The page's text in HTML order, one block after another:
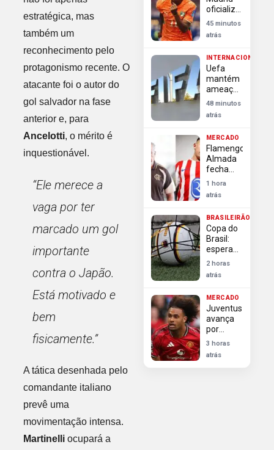
estratégica, mas
também um
reconhecimento pelo
protagonismo recente. O
atacante foi o autor do
gol salvador na fase
anterior e, para
Ancelotti, o mérito é
inquestionável.
“Ele merece a
vaga por ter
marcado um gol
importante
contra o Japão.
Está motivado e
bem
fisicamente.”
A tática desenhada pelo
comandante italiano
prevê uma
movimentação intensa.
Martinelliocupará a
oficializa
Yan
Diomande
por R$
milhões,
recorde
do clube
45 minutos
atrás
INTERNACIONAL
Uefa
mantém
ameaça
de
boicote à
Copa e
garantias
formais
da Fifa
48 minutos
atrás
MERCADO
Flamengo:
Almada
fecha
com
River,
Luiz
é
prioridade
e time
foca no
Vitória
1 hora
atrás
BRASILEIRÃO
Copa do
Brasil:
esperança
para
times
que
contra o
rebaixamento
2 horas
atrás
MERCADO
Juventus
avança
por
empréstimo
de
Zirkzee
3 horas
atrás